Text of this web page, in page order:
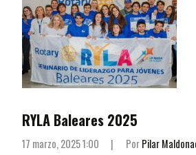
RYLA Baleares 2025
17 marzo, 2025 1:00 | PorPilar